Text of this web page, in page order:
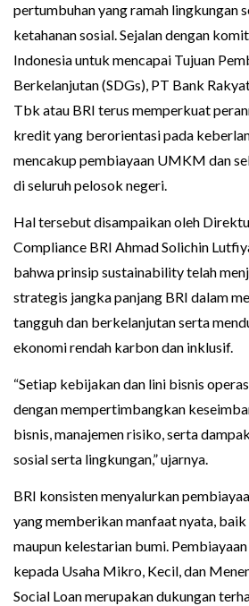
pertumbuhan yang ramah lingkungan
ketahanan sosial. Sejalan dengan
Indonesia untuk mencapai Tujuan
Berkelanjutan (SDGs), PT Bank
Tbk atau BRI terus memperkuat
kredit yang berorientasi pada
mencakup pembiayaan UMKM dan
di seluruh pelosok negeri.
Hal tersebut disampaikan oleh
Compliance BRI Ahmad Solichin
bahwa prinsip sustainability telah
strategis jangka panjang BRI dalam
tangguh dan berkelanjutan serta
ekonomi rendah karbon dan inklusif.
“Setiap kebijakan dan lini bisnis
dengan mempertimbangkan
bisnis, manajemen risiko, serta
sosial serta lingkungan,” ujarnya.
BRI konsisten menyalurkan
yang memberikan manfaat nyata,
maupun kelestarian bumi.
kepada Usaha Mikro, Kecil, dan
Social Loan merupakan dukungan